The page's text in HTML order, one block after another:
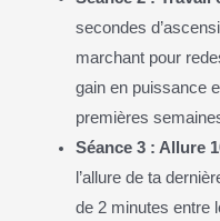
secondes
marchant pour
gain en puissance
premières
Séance 3 : Allure
l’allure de ta
de 2 minutes entre